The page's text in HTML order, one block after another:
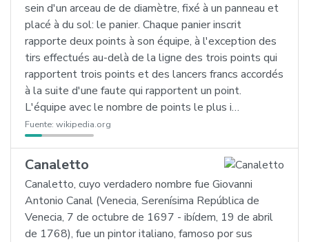
sein d'un arceau de de diamètre, fixé à un panneau et
placé à du sol: le panier. Chaque panier inscrit
rapporte deux points à son équipe, à l'exception des
tirs effectués au-delà de la ligne des trois points qui
rapportent trois points et des lancers francs accordés
à la suite d'une faute qui rapportent un point.
L'équipe avec le nombre de points le plus i…
Fuente: wikipedia.org
Canaletto
Canaletto, cuyo verdadero nombre fue Giovanni
Antonio Canal (Venecia, Serenísima República de
Venecia, 7 de octubre de 1697 - ibídem, 19 de abril
de 1768), fue un pintor italiano, famoso por sus